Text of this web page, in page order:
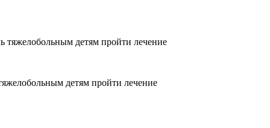
детям пройти лечение